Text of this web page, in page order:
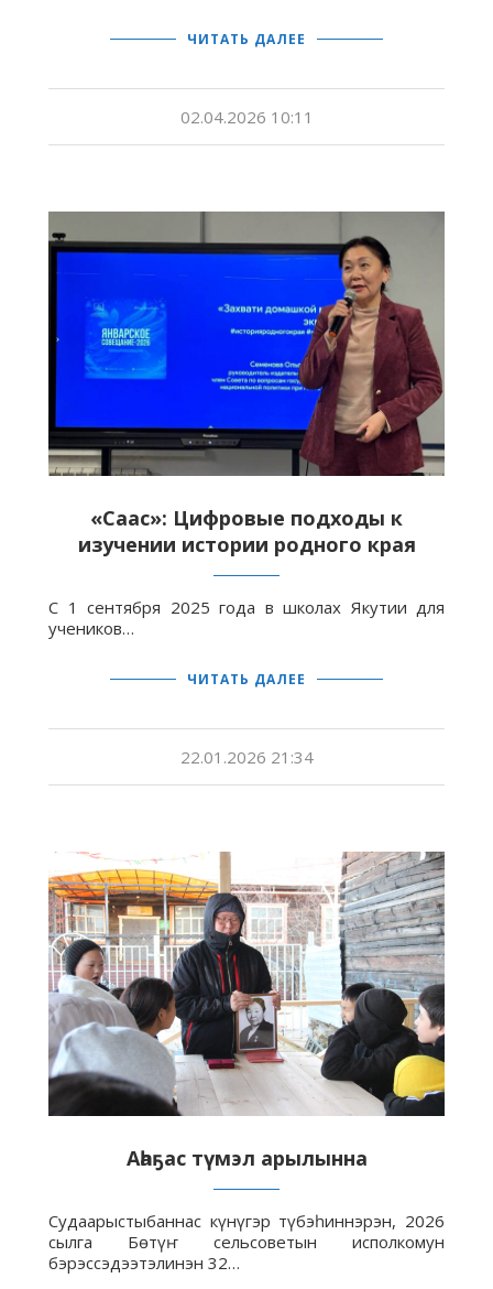
ЧИТАТЬ ДАЛЕЕ
02.04.2026 10:11
«Саас»: Цифровые подходы к
изучении истории родного края
С 1 сентября 2025 года в школах Якутии для
учеников…
ЧИТАТЬ ДАЛЕЕ
22.01.2026 21:34
Аһаҕас түмэл арылынна
Судаарыстыбаннас күнүгэр түбэһиннэрэн, 2026
сылга Бөтүҥ сельсоветын исполкомун
бэрэссэдээтэлинэн 32…